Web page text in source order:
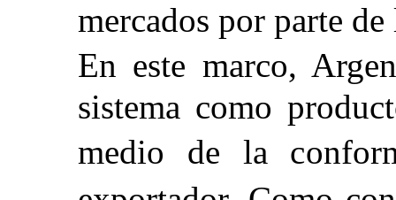
mercados por parte
En este marco,
sistema como
medio de la